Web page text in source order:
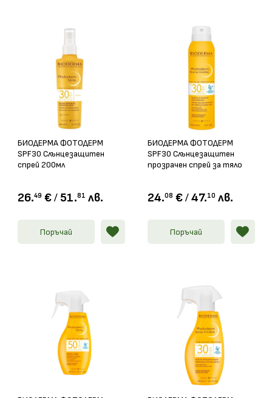
БИОДЕРМА ФОТОДЕРМ
SPF30 Слънцезащитен
спрей 200мл
26.49 € / 51.81 лв.
Поръчай
БИОДЕРМА ФОТОДЕРМ
SPF30 Слънцезащитен
прозрачен спрей за тяло
24.08 € / 47.10 лв.
Поръчай